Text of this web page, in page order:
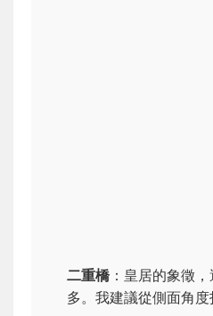
二重橋：皇居的象徵
多。我建議從側面角度